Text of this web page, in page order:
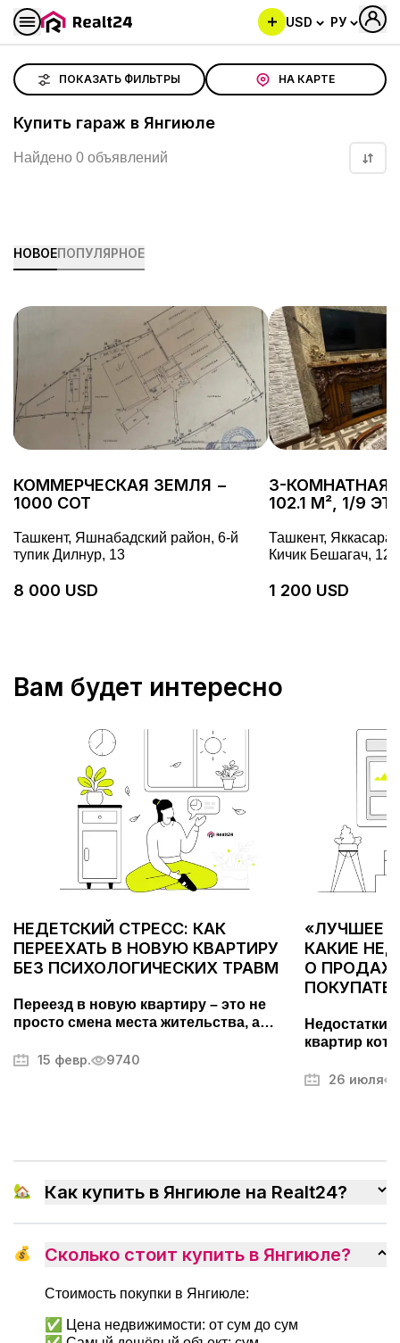
USD РУ
ПОКАЗАТЬ ФИЛЬТРЫ НА КАРТЕ
Купить гараж в Янгиюле
Найдено 0 объявлений
НОВОЕПОПУЛЯРНОЕ
КОММЕРЧЕСКАЯ ЗЕМЛЯ −
1000 СОТ
Ташкент, Яшнабадский район, 6-й
тупик Дилнур, 13
8 000 USD
3-КОМНАТНАЯ
102.1 М², 1/9
Ташкент,
Кичик Бешагач,
1 200 USD
Вам будет интересно
НЕДЕТСКИЙ СТРЕСС: КАК
ПЕРЕЕХАТЬ В НОВУЮ КВАРТИРУ
БЕЗ ПСИХОЛОГИЧЕСКИХ ТРАВМ
Переезд в новую квартиру – это не
просто смена места жительства, а
подготовки. Он может вызывать стресс
организовать переезд, избежать
ненужных волнений и быстрее
привыкнуть к новому дому.
15 февр. 9740
«ЛУЧШЕЕ
КАКИЕ
О
Недостатки
квартир
26 июля
🏡 Как купить в Янгиюле на Realt24?
💰 Сколько стоит купить в Янгиюле?
Стоимость покупки в Янгиюле:
✅ Цена недвижимости: от сум до сум